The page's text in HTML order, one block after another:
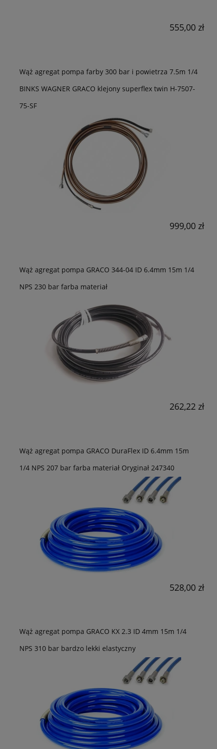
555,00 zł
Wąż agregat pompa farby 300 bar i powietrza 7.5m 1/4
BINKS WAGNER GRACO klejony superflex twin H-7507-
75-SF
999,00 zł
Wąż agregat pompa GRACO 344-04 ID 6.4mm 15m 1/4
NPS 230 bar farba materiał
262,22 zł
Wąż agregat pompa GRACO DuraFlex ID 6.4mm 15m
1/4 NPS 207 bar farba materiał Oryginał 247340
528,00 zł
Wąż agregat pompa GRACO KX 2.3 ID 4mm 15m 1/4
NPS 310 bar bardzo lekki elastyczny